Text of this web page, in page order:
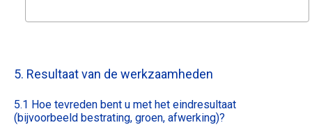
5. Resultaat van de werkzaamheden
5.1 Hoe tevreden bent u met het eindresultaat
(bijvoorbeeld bestrating, groen, afwerking)?